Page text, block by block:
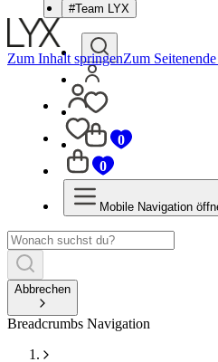
#Team LYX
0
Zum Inhalt springenZum
0
Mobile Navigation
Abbrechen
Breadcrumbs Navigation